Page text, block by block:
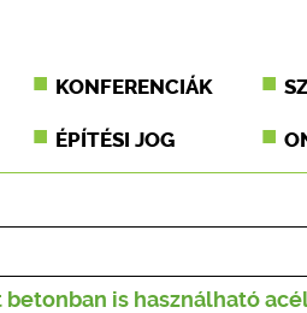
KONFERENCIÁK
ÉPÍTÉSI JOG
betonban is használható